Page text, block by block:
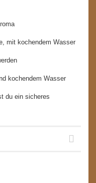
mit kochendem Wasser
kochendem Wasser
du ein sicheres